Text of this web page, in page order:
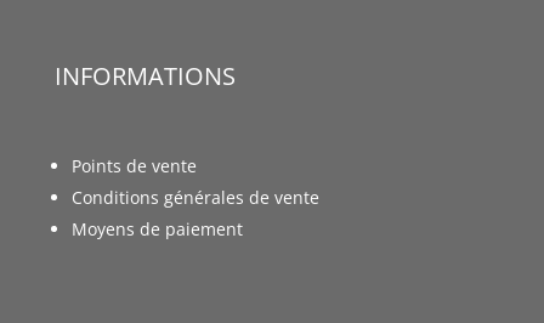
INFORMATIONS
Points de vente
Conditions générales de vente
Moyens de paiement